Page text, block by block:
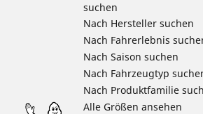
suchen
Nach Hersteller suchen
Nach Fahrerlebnis
Nach Saison suchen
Nach Fahrzeugtyp
Nach Produktfamilie
Alle Größen ansehen